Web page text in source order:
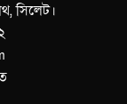
সিলেট।